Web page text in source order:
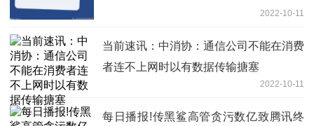
2022-10-11
当前速讯：中消协：通信公司不能在消费
者连不上网时以有数据传输搪塞
2022-10-11
每日播报!传黑鲨高管贪污数亿致腾讯终